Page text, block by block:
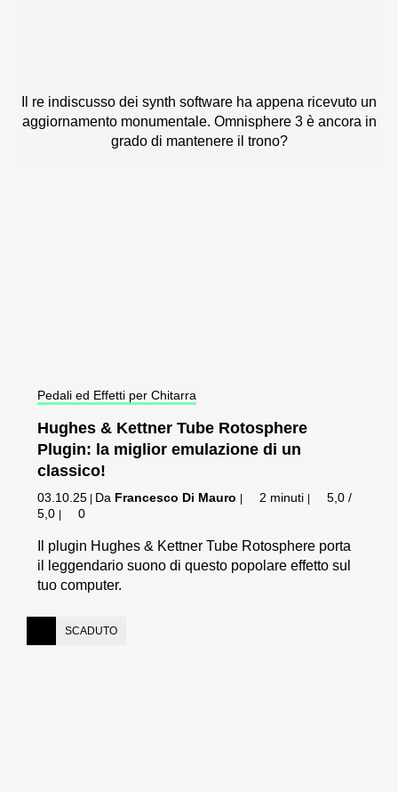
Il re indiscusso dei synth software ha appena ricevuto un
aggiornamento monumentale. Omnisphere 3 è ancora in
grado di mantenere il trono?
Pedali ed Effetti per Chitarra
Hughes & Kettner Tube Rotosphere
Plugin: la miglior emulazione di un
classico!
03.10.25 | Da Francesco Di Mauro | 2 minuti |
5,0 /
5,0 | 0
Il plugin Hughes & Kettner Tube Rotosphere porta
il leggendario suono di questo popolare effetto sul
tuo computer.
SCADUTO